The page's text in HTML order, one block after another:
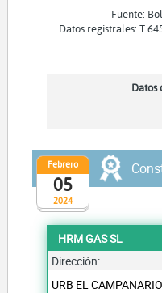
Fuente:
Datos registrales: T
Datos
2024
Febrero
05
HRM GAS SL
Dirección:
URB EL